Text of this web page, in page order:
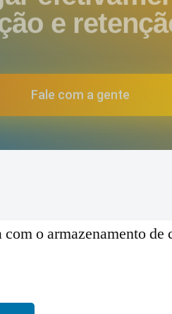
e
Fale com a gente
o armazenamento